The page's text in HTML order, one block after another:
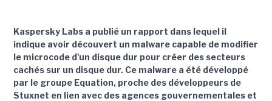
Kaspersky Labs a publié un rapport dans lequel il
indique avoir découvert un malware capable de modifier
le microcode d'un disque dur pour créer des secteurs
cachés sur un disque dur. Ce malware a été développé
par le groupe Equation, proche des développeurs de
Stuxnet en lien avec des agences gouvernementales et